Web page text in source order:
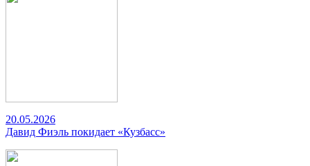
20.05.2026
Давид Фиэль покидает «Кузбасс»